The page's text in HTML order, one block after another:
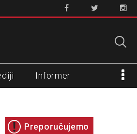
Informer
Preporučujemo